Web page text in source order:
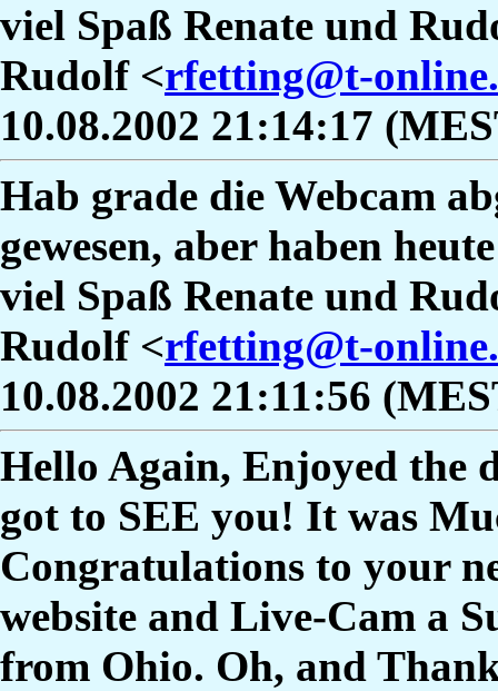
viel Spaß Renate und
Rudolf <rfetting@t-
10.08.2002 21:14:17
Hab grade die Webcam
gewesen, aber haben
viel Spaß Renate und
Rudolf <rfetting@t-
10.08.2002 21:11:56
Hello Again, Enjoyed
got to SEE you! It was
Congratulations to your
website and Live-Cam a
from Ohio. Oh, and